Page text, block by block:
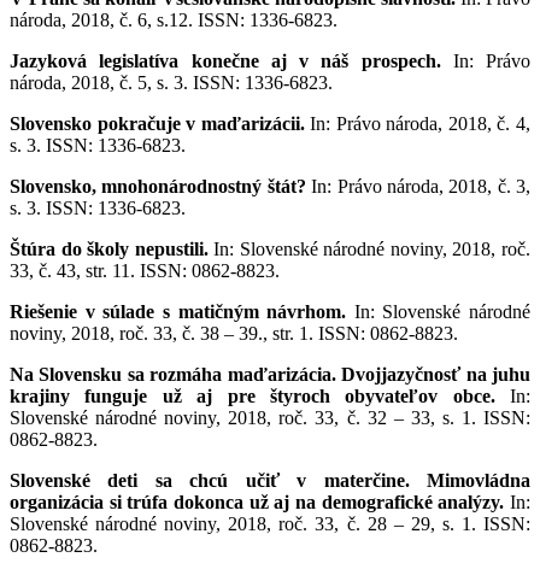
národa, 2018, č. 6, s.12. ISSN: 1336-6823.
Jazyková legislatíva konečne aj v náš prospech. In: Právo
národa, 2018, č. 5, s. 3. ISSN: 1336-6823.
Slovensko pokračuje v maďarizácii.In: Právo národa, 2018, č. 4,
s. 3. ISSN: 1336-6823.
Slovensko, mnohonárodnostný štát?In: Právo národa, 2018, č. 3,
s. 3. ISSN: 1336-6823.
Štúra do školy nepustili.In: Slovenské národné noviny, 2018, roč.
33, č. 43, str. 11. ISSN: 0862-8823.
Riešenie v súlade s matičným návrhom. In: Slovenské národné
noviny, 2018, roč. 33, č. 38 – 39., str. 1. ISSN: 0862-8823.
Na Slovensku sa rozmáha maďarizácia. Dvojjazyčnosť na juhu
krajiny funguje už aj pre štyroch obyvateľov obce. In:
Slovenské národné noviny, 2018, roč. 33, č. 32 – 33, s. 1. ISSN:
0862-8823.
Slovenské deti sa chcú učiť v materčine. Mimovládna
organizácia si trúfa dokonca už aj na demografické analýzy. In:
Slovenské národné noviny, 2018, roč. 33, č. 28 – 29, s. 1. ISSN:
0862-8823.